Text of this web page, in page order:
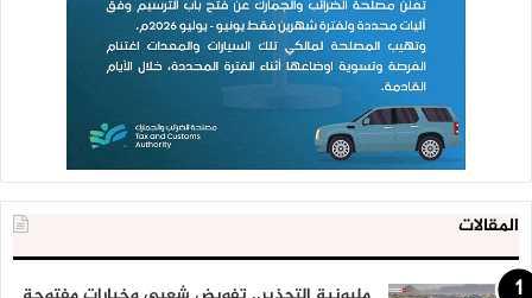
المقالات